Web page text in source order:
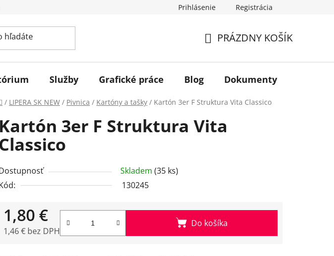
Prihlásenie Registrácia
KOŠÍK
PRÁZDNY KOŠÍK
Služby Grafické práce Blog Dokumenty
Domov
/ LIPERA SK NEW / Pivnica / Kartóny a tašky / Kartón 3er F Struktura Vita Classico
Kartón 3er F Struktura Vita
Classico
Skladem (35 ks)
130245
1,80 €
1,46 € bez DPH
Do košíka